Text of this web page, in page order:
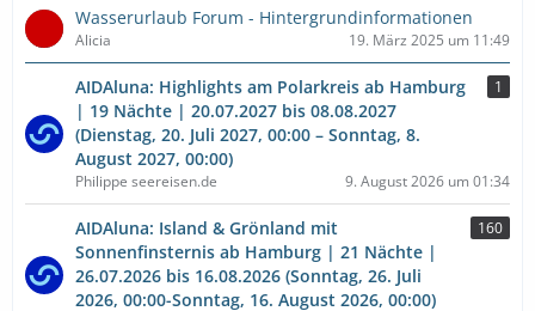
Wasserurlaub Forum - Hintergrundinformationen
Alicia 19. März 2025 um 11:49
AIDAluna: Highlights am Polarkreis ab Hamburg
| 19 Nächte | 20.07.2027 bis 08.08.2027
(Dienstag, 20. Juli 2027, 00:00 – Sonntag, 8.
August 2027, 00:00)
1
Philippe seereisen.de 9. August 2026 um 01:34
AIDAluna: Island & Grönland mit
Sonnenfinsternis ab Hamburg | 21 Nächte |
26.07.2026 bis 16.08.2026 (Sonntag, 26. Juli
2026, 00:00-Sonntag, 16. August 2026, 00:00)
160